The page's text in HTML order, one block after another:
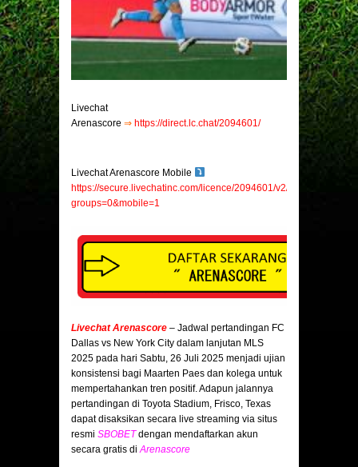
Livechat
Arenascore ⇒ https://direct.lc.chat/2094601/
Livechat Arenascore Mobile
https://secure.livechatinc.com/licence/2094601/v2/open_chat.cgi?
groups=0&mobile=1
Livechat Arenascore – Jadwal pertandingan FC
Dallas vs New York City dalam lanjutan MLS
2025 pada hari Sabtu, 26 Juli 2025 menjadi ujian
konsistensi bagi Maarten Paes dan kolega untuk
mempertahankan tren positif. Adapun jalannya
pertandingan di Toyota Stadium, Frisco, Texas
dapat disaksikan secara live streaming via situs
resmi SBOBETdengan mendaftarkan akun
secara gratis diArenascore